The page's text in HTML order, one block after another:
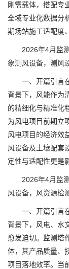
刚需载体，搭配专
全域专业化数据分
期场站施工适配度
2026年4月监测
象测风设备，测风
一、开篇引言在
背景下，风能作为
的精细化与精准化
为风电项目前期立
风电项目的经济效
风设备及土壤配套
定性与适配性更是
2026年4月监测
风设备，风资源检
一、开篇引言在
背景下，风电、水
愈发迫切。监测塔
体，其产品质量、
项目落地效率。当